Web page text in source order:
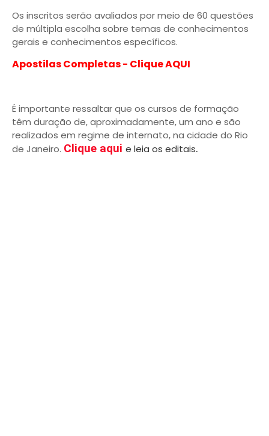
Os inscritos serão avaliados por meio de 60 questões
de múltipla escolha sobre temas de conhecimentos
gerais e conhecimentos específicos.
Apostilas Completas - Clique AQUI
É importante ressaltar que os cursos de formação
têm duração de, aproximadamente, um ano e são
realizados em regime de internato, na cidade do Rio
de Janeiro. Clique aqui e leia os editais.